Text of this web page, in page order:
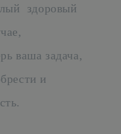
здоровый
ваша задача,
и